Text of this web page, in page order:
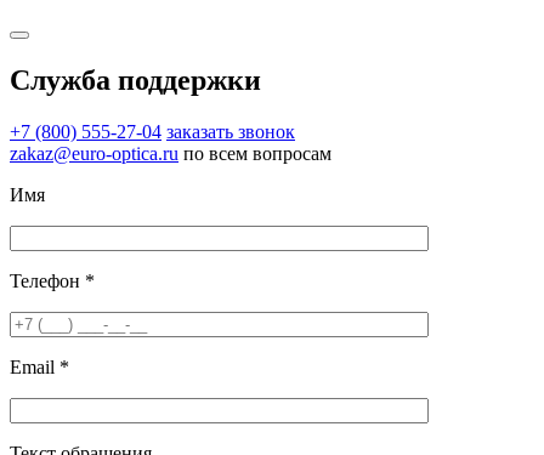
Служба поддержки
+7 (800) 555-27-04 заказать звонок
zakaz@euro-optica.ru по всем вопросам
Имя
Телефон *
Email *